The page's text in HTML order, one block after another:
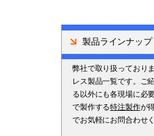
製品ラインナップ
弊社で取り扱っており
レス製品一覧です。ご
る以外にも各現場に必
で製作する特注製作が
でお気軽にお問合わせく